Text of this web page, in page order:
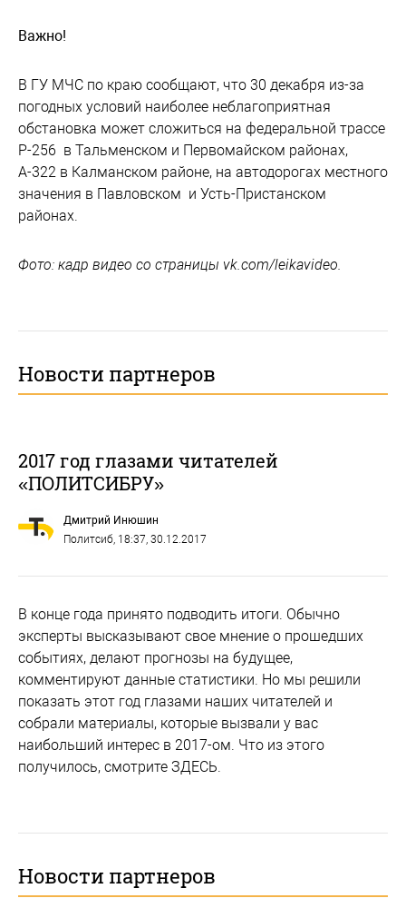
Важно!
В ГУ МЧС по краю сообщают, что 30 декабря из-за
погодных условий наиболее неблагоприятная
обстановка может сложиться на федеральной трассе
Р-256 в Тальменском и Первомайском районах,
А-322 в Калманском районе, на автодорогах местного
значения в Павловском и Усть-Пристанском
районах.
Фото: кадр видео со страницы vk.com/leikavideo.
Новости партнеров
2017 год глазами читателей
«ПОЛИТСИБРУ»
Дмитрий Инюшин
Политсиб, 18:37, 30.12.2017
В конце года принято подводить итоги. Обычно
эксперты высказывают свое мнение о прошедших
событиях, делают прогнозы на будущее,
комментируют данные статистики. Но мы решили
показать этот год глазами наших читателей и
собрали материалы, которые вызвали у вас
наибольший интерес в 2017-ом. Что из этого
получилось, смотрите ЗДЕСЬ.
Новости партнеров